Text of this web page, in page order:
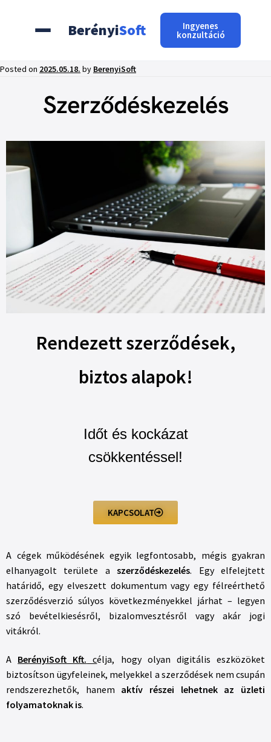
BerényiSoft Ingyenes
konzultáció
Posted on 2025.05.18. by BerenyiSoft
Szerződéskezelés
Rendezett szerződések,
biztos alapok!
Időt és kockázat
csökkentéssel!
KAPCSOLAT
A cégek működésének egyik legfontosabb, mégis gyakran
elhanyagolt területe aszerződéskezelés. Egy elfelejtett
határidő, egy elveszett dokumentum vagy egy félreérthető
szerződésverzió súlyos következményekkel járhat – legyen
szó bevételkiesésről, bizalomvesztésről vagy akár jogi
vitákról.
A BerényiSoft Kft. célja, hogy olyan digitális eszközöket
biztosítson ügyfeleinek, melyekkel a szerződések nem csupán
rendszerezhetők, hanem aktív részei lehetnek az üzleti
folyamatoknak is.